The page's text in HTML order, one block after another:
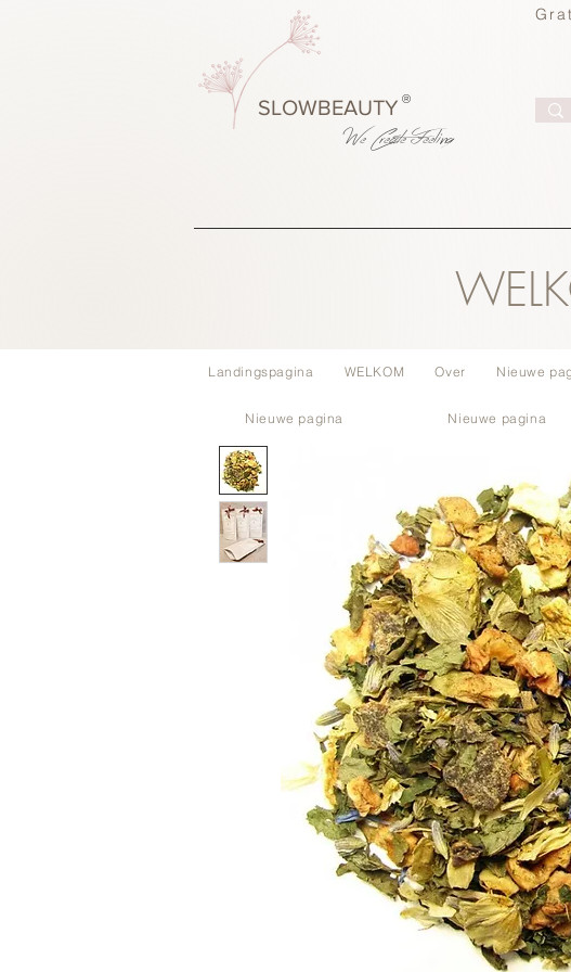
®
SLOWBEAUTY
We CreateFeeling
Landingspagina WELKOM Over Nieuwe
Nieuwe pagina Nieuwe pagina